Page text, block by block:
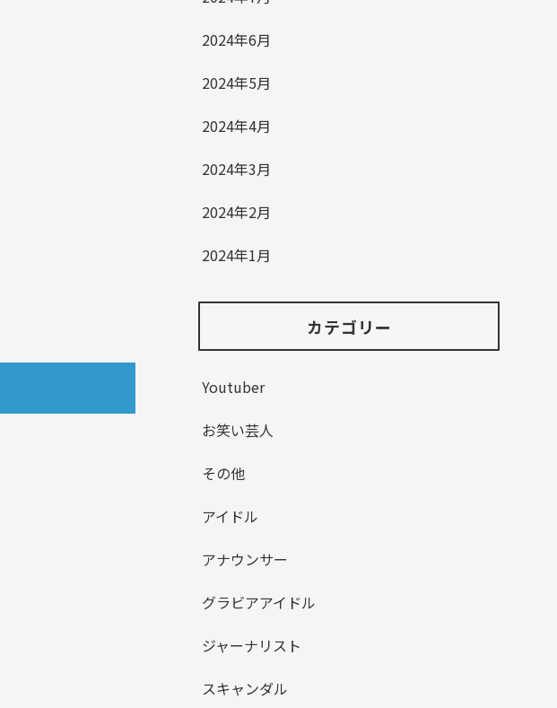
2024年6月
2024年5月
2024年4月
2024年3月
2024年2月
2024年1月
カテゴリー
Youtuber
お笑い芸人
その他
アイドル
アナウンサー
グラビアアイドル
ジャーナリスト
スキャンダル